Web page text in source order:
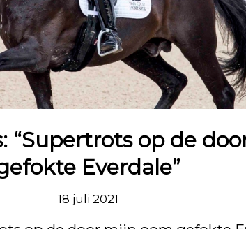
“Supertrots op de
Everdale”
18 juli 2021